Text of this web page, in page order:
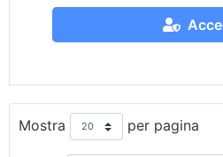
Mostra per pagina